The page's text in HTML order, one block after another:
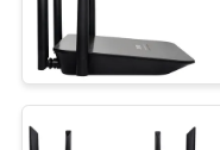
VỀ
CHÚNG
TÔI